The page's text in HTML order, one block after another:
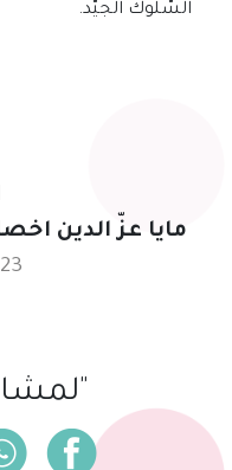
السّلوك الجيّد.
.مايا عزّ الدين